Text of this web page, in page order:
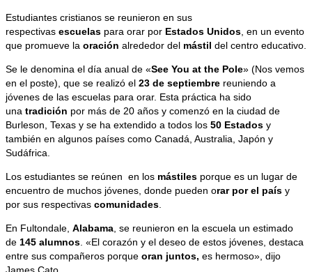
Estudiantes cristianos se reunieron en sus
respectivas escuelas para orar por Estados Unidos , en un evento
que promueve la oración alrededor del mástil del centro educativo.
Se le denomina el día anual de «See You at the Pole» (Nos vemos
en el poste), que se realizó el 23 de septiembre reuniendo a
jóvenes de las escuelas para orar. Esta práctica ha sido
una tradición por más de 20 años y comenzó en la ciudad de
Burleson, Texas y se ha extendido a todos los 50 Estados y
también en algunos países como Canadá, Australia, Japón y
Sudáfrica.
Los estudiantes se reúnen en los mástiles porque es un lugar de
encuentro de muchos jóvenes, donde pueden orar por el país y
por sus respectivas comunidades
En Fultondale, Alabama , se reunieron en la escuela un estimado
de 145 alumnos . «El corazón y el deseo de estos jóvenes, destaca
entre sus compañeros porque oran juntos, es hermoso», dijo